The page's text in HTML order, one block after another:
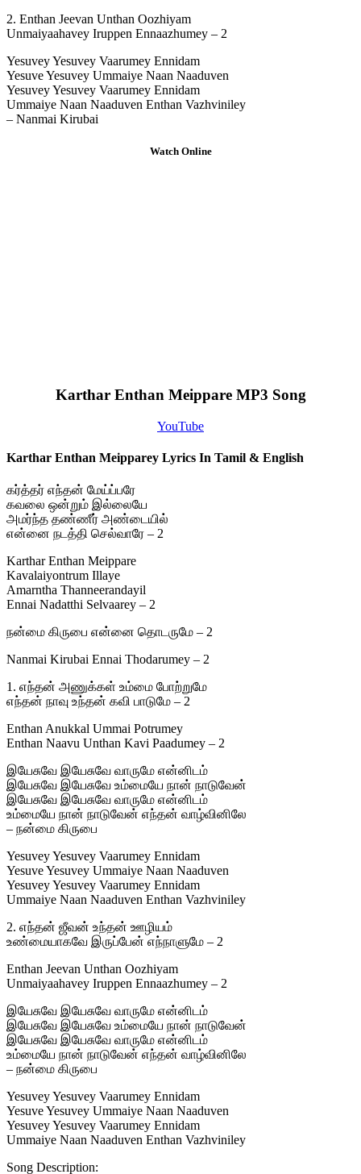
2. Enthan Jeevan Unthan Oozhiyam
Unmaiyaahavey Iruppen Ennaazhumey – 2
Yesuvey Yesuvey Vaarumey Ennidam
Yesuve Yesuvey Ummaiye Naan Naaduven
Yesuvey Yesuvey Vaarumey Ennidam
Ummaiye Naan Naaduven Enthan Vazhviniley
– Nanmai Kirubai
Watch Online
Karthar Enthan Meippare MP3 Song
YouTube
Karthar Enthan Meipparey Lyrics In Tamil & English
கர்த்தர் எந்தன் மேய்ப்பரே
கவலை ஒன்றும் இல்லையே
அமர்ந்த தண்ணீர் அண்டையில்
என்னை நடத்தி செல்வாரே – 2
Karthar Enthan Meippare
Kavalaiyontrum Illaye
Amarntha Thanneerandayil
Ennai Nadatthi Selvaarey – 2
நன்மை கிருபை என்னை தொடருமே – 2
Nanmai Kirubai Ennai Thodarumey – 2
1. எந்தன் அணுக்கள் உம்மை போற்றுமே
எந்தன் நாவு உந்தன் கவி பாடுமே – 2
Enthan Anukkal Ummai Potrumey
Enthan Naavu Unthan Kavi Paadumey – 2
இயேசுவே இயேசுவே வாருமே என்னிடம்
இயேசுவே இயேசுவே உம்மையே நான் நாடுவேன்
இயேசுவே இயேசுவே வாருமே என்னிடம்
உம்மையே நான் நாடுவேன் எந்தன் வாழ்வினிலே
– நன்மை கிருபை
Yesuvey Yesuvey Vaarumey Ennidam
Yesuve Yesuvey Ummaiye Naan Naaduven
Yesuvey Yesuvey Vaarumey Ennidam
Ummaiye Naan Naaduven Enthan Vazhviniley
2. எந்தன் ஜீவன் உந்தன் ஊழியம்
உண்மையாகவே இருப்பேன் எந்நாளுமே – 2
Enthan Jeevan Unthan Oozhiyam
Unmaiyaahavey Iruppen Ennaazhumey – 2
இயேசுவே இயேசுவே வாருமே என்னிடம்
இயேசுவே இயேசுவே உம்மையே நான் நாடுவேன்
இயேசுவே இயேசுவே வாருமே என்னிடம்
உம்மையே நான் நாடுவேன் எந்தன் வாழ்வினிலே
– நன்மை கிருபை
Yesuvey Yesuvey Vaarumey Ennidam
Yesuve Yesuvey Ummaiye Naan Naaduven
Yesuvey Yesuvey Vaarumey Ennidam
Ummaiye Naan Naaduven Enthan Vazhviniley
Song Description: